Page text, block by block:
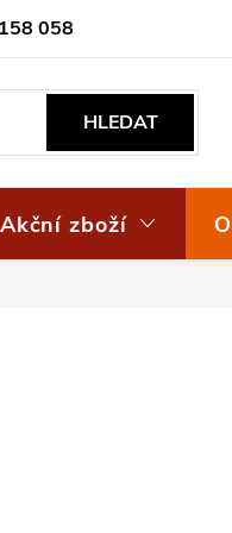
058
HLEDAT
Akční zboží